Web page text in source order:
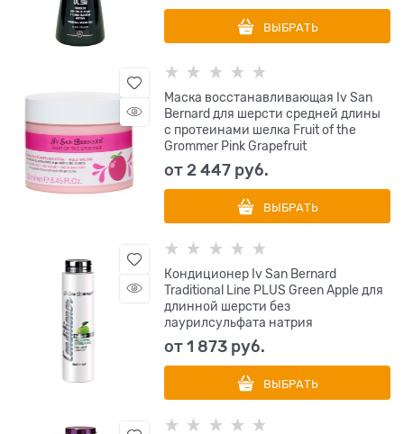
ВЫБРАТЬ
Маска восстанавливающая Iv San
Bernard для шерсти средней длины
с протеинами шелка Fruit of the
Grommer Pink Grapefruit
от2 447 руб.
ВЫБРАТЬ
Кондиционер Iv San Bernard
Traditional Line PLUS Green Apple для
длинной шерсти без
лаурилсульфата натрия
от1 873 руб.
ВЫБРАТЬ